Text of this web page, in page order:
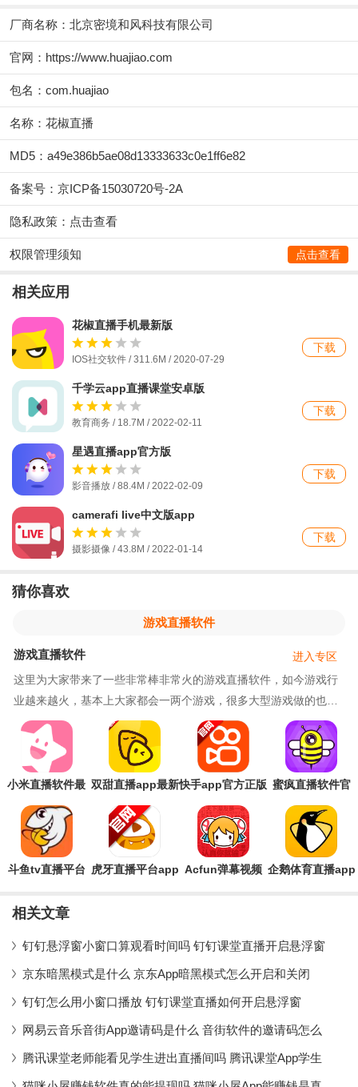
厂商名称： 北京密境和风科技有限公司
官网： https://www.huajiao.com
包名：com.huajiao
名称：花椒直播
MD5：a49e386b5ae08d13333633c0e1ff6e82
备案号：京ICP备15030720号-2A
隐私政策： 点击查看
权限管理须知 点击查看
相关应用
花椒直播手机最新版
IOS社交软件 / 311.6M / 2020-07-29
下载
千学云app直播课堂安卓版
教育商务 / 18.7M / 2022-02-11
下载
星遇直播app官方版
影音播放 / 88.4M / 2022-02-09
下载
camerafi live中文版app
摄影摄像 / 43.8M / 2022-01-14
下载
猜你喜欢
游戏直播软件
游戏直播软件
这里为大家带来了一些非常棒非常火的游戏直播软件，如今游戏行
业越来越火，基本上大家都会一两个游戏，很多大型游戏做的也非
常好，游戏直播行业也越来越受欢迎，很多小伙伴
进入专区
小米直播软件最
秀)
双甜直播app最新快手app官方正版 蜜疯直播软件官
斗鱼tv直播平台 虎牙直播平台app Acfun弹幕视频 企鹅体育直播app
相关文章
钉钉悬浮窗小窗口算观看时间吗 钉钉课堂直播开启悬浮窗
京东暗黑模式是什么 京东App暗黑模式怎么开启和关闭
钉钉怎么用小窗口播放 钉钉课堂直播如何开启悬浮窗
网易云音乐音街App邀请码是什么 音街软件的邀请码怎么
腾讯课堂老师能看见学生进出直播间吗 腾讯课堂App学生